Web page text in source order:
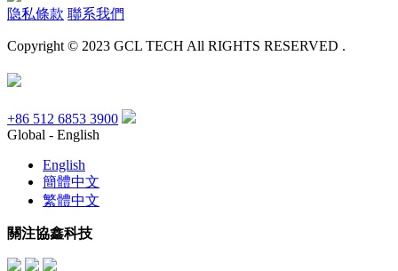
隐私條款 聯系我們
Copyright © 2023 GCL TECH All RIGHTS RESERVED .
+86 512 6853 3900
Global - English
English
簡體中文
繁體中文
關注協鑫科技